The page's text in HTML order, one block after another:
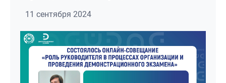
11 сентября 2024